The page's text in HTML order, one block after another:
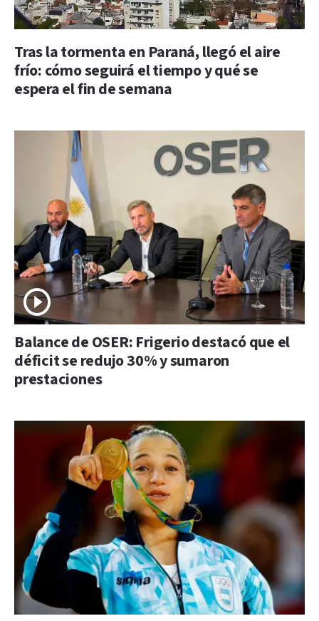
Tras la tormenta en Paraná, llegó el aire
frío: cómo seguirá el tiempo y qué se
espera el fin de semana
Balance de OSER: Frigerio destacó que el
déficit se redujo 30% y sumaron
prestaciones